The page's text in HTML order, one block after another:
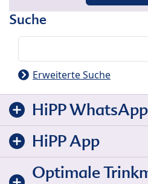
Suche
Erweiterte Suche
HiPP
HiPP App
Optimale